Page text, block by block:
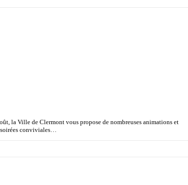
la Ville de Clermont vous propose de nombreuses animations et
conviviales…